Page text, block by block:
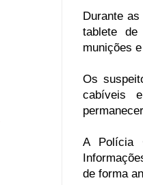
Durante
tablete
munições
Os
cabíveis
A Polícia
de forma